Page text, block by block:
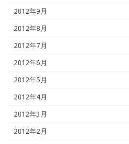
2012年9月
2012年8月
2012年7月
2012年6月
2012年5月
2012年4月
2012年3月
2012年2月